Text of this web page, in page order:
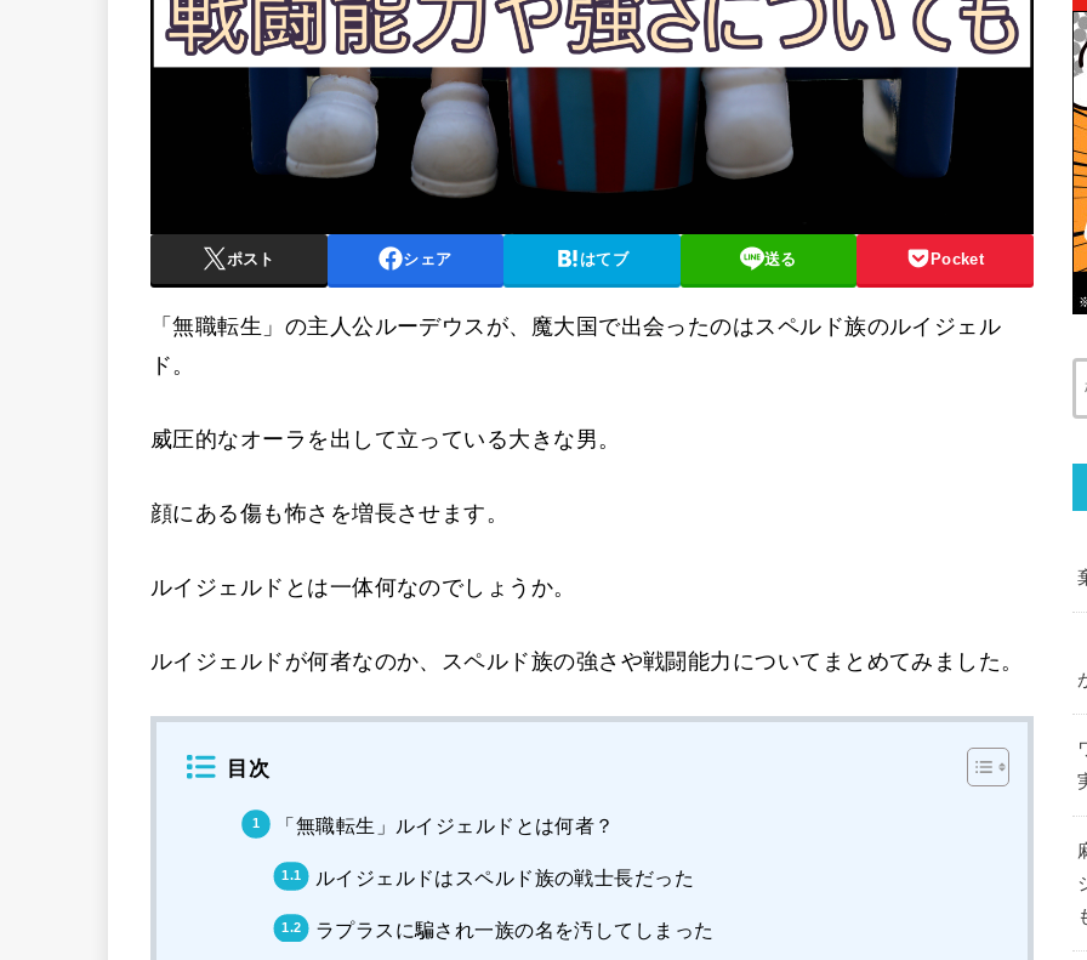
ポスト シェア はてブ 送る Pocket
「無職転生」の主人公ルーデウスが、魔大国で出会ったのはスペルド族のルイジェル
ド。
威圧的なオーラを出して立っている大きな男。
顔にある傷も怖さを増長させます。
ルイジェルドとは一体何なのでしょうか。
ルイジェルドが何者なのか、スペルド族の強さや戦闘能力についてまとめてみました。
目次
「無職転生」ルイジェルドとは何者？
ルイジェルドはスペルド族の戦士長だった
ラプラスに騙され一族の名を汚してしまった